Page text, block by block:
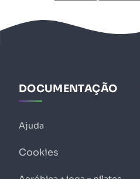
DOCUMENTAÇÃO
Ajuda
Cookies